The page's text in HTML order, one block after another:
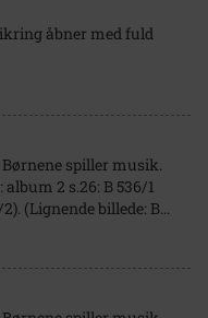
åbner med fuld
spiller musik.
2 s.26: B 536/1
(Lignende billede: B...